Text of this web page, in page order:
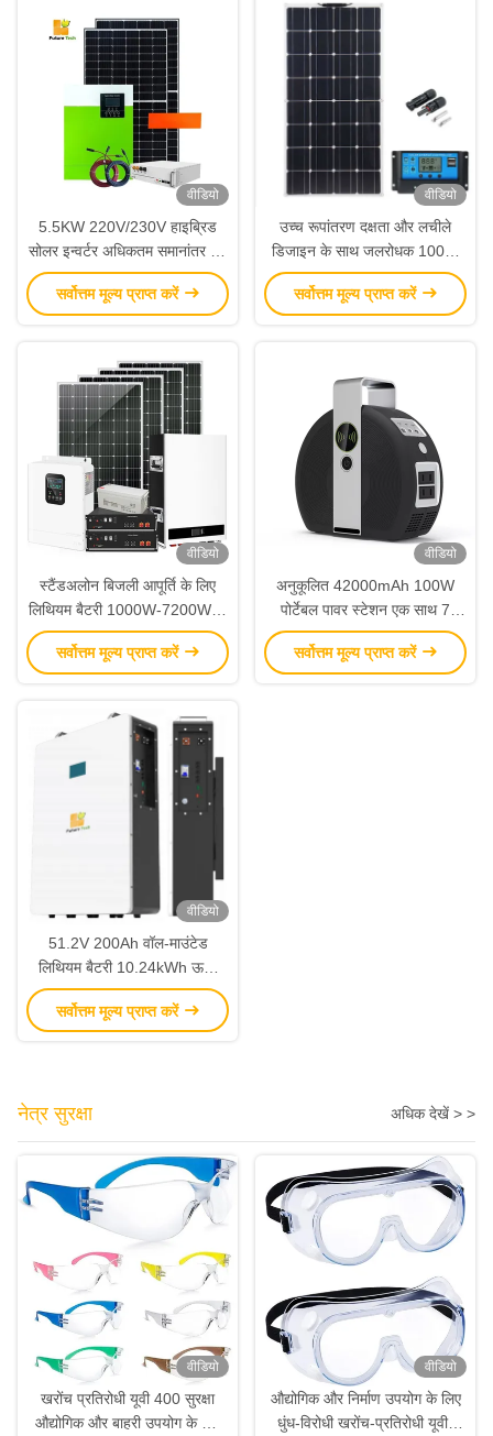
वीडियो
5.5KW 220V/230V हाइब्रिड
सोलर इन्वर्टर अधिकतम समानांतर 12
इकाइयों के साथ और अंतर्निहित
एमपीपीटी
सर्वोत्तम मूल्य प्राप्त करें
वीडियो
उच्च रूपांतरण दक्षता और लचीले
डिजाइन के साथ जलरोधक 100W
मोनोक्रिस्टलीय सौर पैनल
सर्वोत्तम मूल्य प्राप्त करें
वीडियो
स्टैंडअलोन बिजली आपूर्ति के लिए
लिथियम बैटरी 1000W-7200W के
साथ पूर्ण ऑफ ग्रिड सोलर किट
सर्वोत्तम मूल्य प्राप्त करें
वीडियो
अनुकूलित 42000mAh 100W
पोर्टेबल पावर स्टेशन एक साथ 7
उपकरणों के लिए आपातकालीन बिजली
की आपूर्ति
सर्वोत्तम मूल्य प्राप्त करें
वीडियो
51.2V 200Ah वॉल-माउंटेड
लिथियम बैटरी 10.24kWh ऊर्जा
और LiFePO4 प्रिज्माटिक सेल के
साथ
सर्वोत्तम मूल्य प्राप्त करें
नेत्र सुरक्षा अधिक देखें > >
वीडियो
खरोंच प्रतिरोधी यूवी 400 सुरक्षा
औद्योगिक और बाहरी उपयोग के लिए
वीडियो
औद्योगिक और निर्माण उपयोग के लिए
धुंध-विरोधी खरोंच-प्रतिरोधी यूवी-